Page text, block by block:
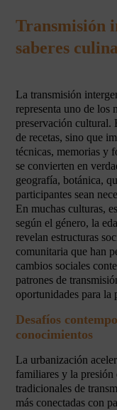
Transmisión
saberes
La transmisión
representa uno de los
preservación cultural.
de recetas, sino que
técnicas, memorias y
se convierten en
geografía, botánica,
participantes sean
En muchas culturas,
según el género, la
revelan estructuras
comunitaria que han
cambios sociales
patrones de
oportunidades para la
Desafíos
conocimientos
La urbanización
familiares y la
tradicionales de
más conectadas con